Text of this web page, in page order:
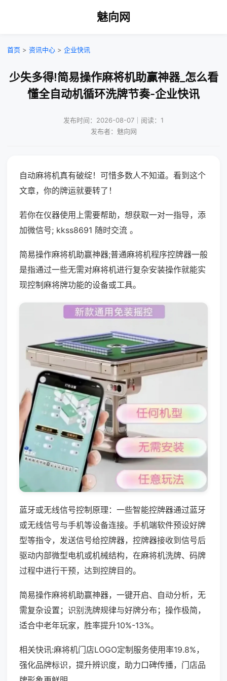
魅向网
首页 > 资讯中心 > 企业快讯
少失多得!简易操作麻将机助赢神器_怎么看
懂全自动机循环洗牌节奏-企业快讯
发布时间：2026-08-07｜阅读：1
发布者：魅向网
自动麻将机真有破绽！可惜多数人不知道。看到这个
文章，你的牌运就要转了！
若你在仪器使用上需要帮助，想获取一对一指导，添
加微信号; kkss8691 随时交流 。
简易操作麻将机助赢神器;普通麻将机程序控牌器一般
是指通过一些无需对麻将机进行复杂安装操作就能实
现控制麻将牌功能的设备或工具。
蓝牙或无线信号控制原理：一些智能控牌器通过蓝牙
或无线信号与手机等设备连接。手机端软件预设好牌
型等指令，发送信号给控牌器，控牌器接收到信号后
驱动内部微型电机或机械结构，在麻将机洗牌、码牌
过程中进行干预，达到控牌目的。
简易操作麻将机助赢神器，一键开启、自动分析，无
需复杂设置；识别洗牌规律与好牌分布；操作极简，
适合中老年玩家，胜率提升10%-13%。
相关快讯:麻将机门店LOGO定制服务使用率19.8%，
强化品牌标识，提升辨识度，助力口碑传播，门店品